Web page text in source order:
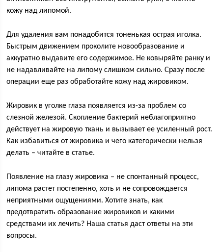
кожу над липомой.
Для удаления вам понадобится тоненькая острая иголка.
Быстрым движением проколите новообразование и
аккуратно выдавите его содержимое. Не ковыряйте ранку и
не надавливайте на липому слишком сильно. Сразу после
операции еще раз обработайте кожу над жировиком.
Жировик в уголке глаза появляется из-за проблем со
слезной железой. Скопление бактерий неблагоприятно
действует на жировую ткань и вызывает ее усиленный рост.
Как избавиться от жировика и чего категорически нельзя
делать – читайте в статье.
Появление на глазу жировика – не спонтанный процесс,
липома растет постепенно, хоть и не сопровождается
неприятными ощущениями. Хотите знать, как
предотвратить образование жировиков и какими
средствами их лечить? Наша статья даст ответы на эти
вопросы.